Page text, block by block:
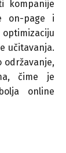
kompanije
on-page i
učitavanja.
održavanje,
čime je
online